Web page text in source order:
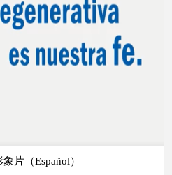
片（Español）